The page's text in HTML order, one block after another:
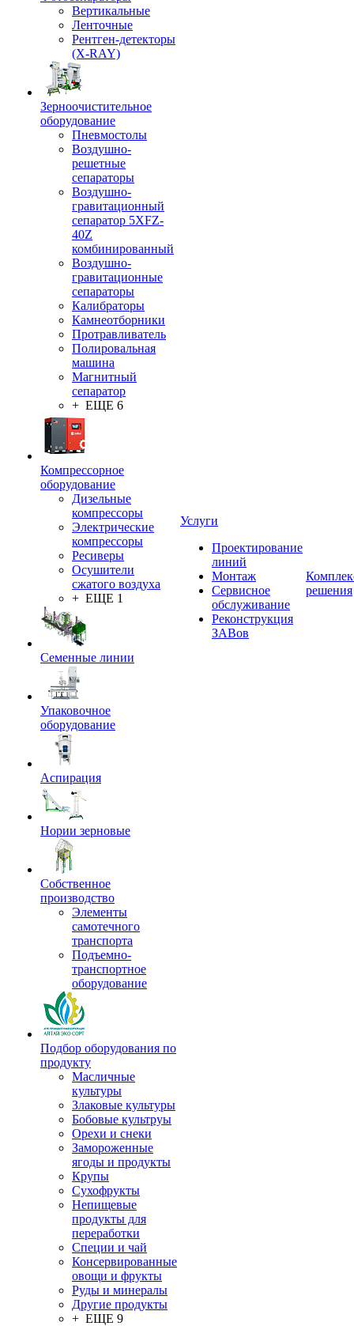
Вертикальные
Ленточные
Рентген-детекторы
(X-RAY)
Зерноочистительное
оборудование
Пневмостолы
Воздушно-
решетные
сепараторы
Воздушно-
гравитационный
сепаратор 5XFZ-
40Z
комбинированный
Воздушно-
гравитационные
сепараторы
Калибраторы
Камнеотборники
Протравливатель
Полировальная
машина
Магнитный
сепаратор
+ ЕЩЕ 6
Компрессорное
оборудование
Дизельные
компрессоры
Электрические
компрессоры
Ресиверы
Осушители
сжатого воздуха
+ ЕЩЕ 1
Семенные линии
Упаковочное
оборудование
Аспирация
Нории зерновые
Собственное
производство
Элементы
самотечного
транспорта
Подъемно-
транспортное
оборудование
Подбор оборудования по
продукту
Масличные
культуры
Злаковые культуры
Бобовые культруы
Орехи и снеки
Замороженные
ягоды и продукты
Крупы
Сухофрукты
Непищевые
продукты для
переработки
Специи и чай
Консервированные
овощи и фрукты
Руды и минералы
Другие продукты
+ ЕЩЕ 9
Услуги
Проектирование
линий
Монтаж
Сервисное
обслуживание
Реконструкция
ЗАВов
решения